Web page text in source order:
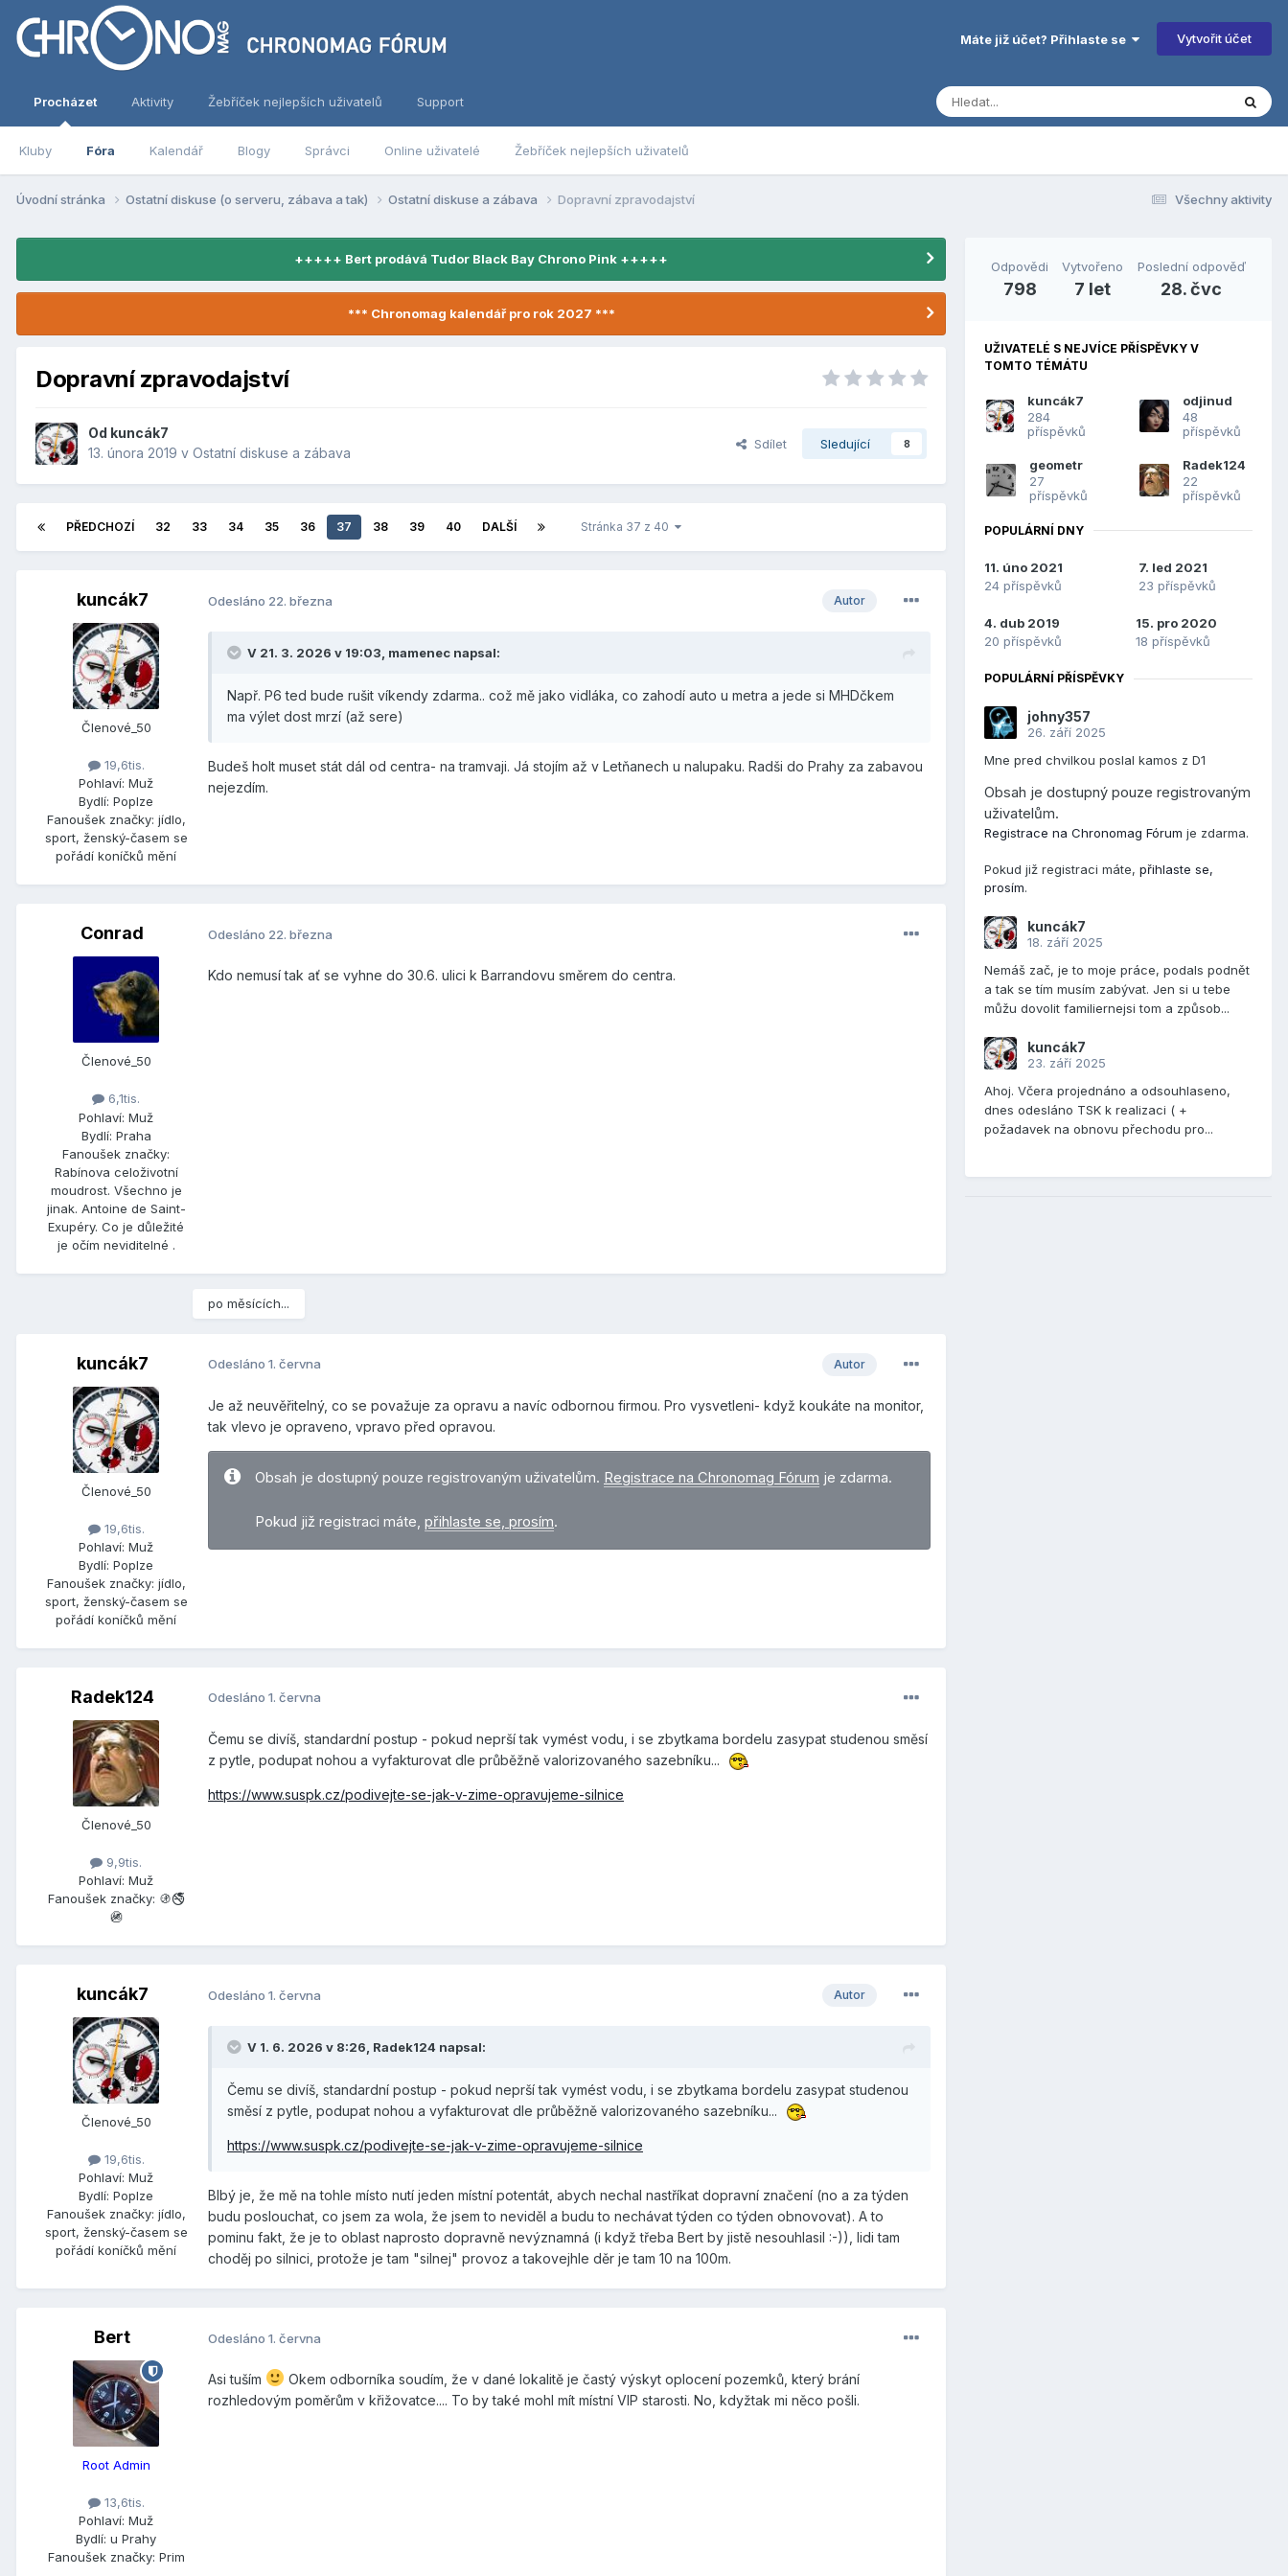
Máte již účet? Přihlaste se Vytvořit účet
Procházet
Kluby Fóra Kalendář Blogy Správci Online uživatelé Žebříček nejlepších uživatelů
Aktivity Žebříček nejlepších uživatelů Support
Všechny aktivity
Úvodní stránka Ostatní diskuse (o serveru, zábava a tak) Ostatní diskuse a zábava Dopravní zpravodajství
+++++ Bert prodává Tudor Black Bay Chrono Pink +++++
*** Chronomag kalendář pro rok 2027 ***
Dopravní zpravodajství
Od kuncák7
13. února 2019 v Ostatní diskuse a zábava
Sdílet Sledující 8
PŘEDCHOZÍ 32 33 34 35 36 37 38 39 40 DALŠÍ Stránka 37 z 40
kuncák7
Členové_50
19,6tis.
Pohlaví: Muž
Bydlí: Poplze
Fanoušek značky: jídlo,
sport, ženský-časem se
pořádí koníčků mění
Autor
Odesláno 22. března
V 21. 3. 2026 v 19:03, mamenec napsal:
Např. P6 ted bude rušit víkendy zdarma.. což mě jako vidláka, co zahodí auto u metra a jede si MHDčkem
ma výlet dost mrzí (až sere)
Budeš holt muset stát dál od centra- na tramvaji. Já stojím až v Letňanech u nalupaku. Radši do Prahy za zabavou
nejezdím.
Conrad
Členové_50
6,1tis.
Pohlaví: Muž
Bydlí: Praha
Fanoušek značky:
Rabínova celoživotní
moudrost. Všechno je
jinak. Antoine de Saint-
Exupéry. Co je důležité
je očím neviditelné .
Odesláno 22. března
Kdo nemusí tak ať se vyhne do 30.6. ulici k Barrandovu směrem do centra.
po měsících...
kuncák7
Členové_50
19,6tis.
Pohlaví: Muž
Bydlí: Poplze
Fanoušek značky: jídlo,
sport, ženský-časem se
pořádí koníčků mění
Autor
Odesláno 1. června
Je až neuvěřitelný, co se považuje za opravu a navíc odbornou firmou. Pro vysvetleni- když koukáte na monitor,
tak vlevo je opraveno, vpravo před opravou.
Obsah je dostupný pouze registrovaným uživatelům. Registrace na Chronomag Fórum je zdarma.
Pokud již registraci máte, přihlaste se, prosím.
Radek124
Členové_50
9,9tis.
Pohlaví: Muž
Fanoušek značky: 🚯🚭
🚳
Odesláno 1. června
Čemu se divíš, standardní postup - pokud neprší tak vymést vodu, i se zbytkama bordelu zasypat studenou směsí
z pytle, podupat nohou a vyfakturovat dle průběžně valorizovaného sazebníku...
https://www.suspk.cz/podivejte-se-jak-v-zime-opravujeme-silnice
kuncák7
Členové_50
19,6tis.
Pohlaví: Muž
Bydlí: Poplze
Fanoušek značky: jídlo,
sport, ženský-časem se
pořádí koníčků mění
Autor
Odesláno 1. června
V 1. 6. 2026 v 8:26, Radek124 napsal:
Čemu se divíš, standardní postup - pokud neprší tak vymést vodu, i se zbytkama bordelu zasypat studenou
směsí z pytle, podupat nohou a vyfakturovat dle průběžně valorizovaného sazebníku...
https://www.suspk.cz/podivejte-se-jak-v-zime-opravujeme-silnice
Blbý je, že mě na tohle místo nutí jeden místní potentát, abych nechal nastříkat dopravní značení (no a za týden
budu poslouchat, co jsem za wola, že jsem to neviděl a budu to nechávat týden co týden obnovovat). A to
pominu fakt, že je to oblast naprosto dopravně nevýznamná (i když třeba Bert by jistě nesouhlasil :-)), lidi tam
choděj po silnici, protože je tam "silnej" provoz a takovejhle děr je tam 10 na 100m.
Bert
Root Admin
13,6tis.
Pohlaví: Muž
Bydlí: u Prahy
Fanoušek značky: Prim
Odesláno 1. června
Asi tuším
Okem odborníka soudím, že v dané lokalitě je častý výskyt oplocení pozemků, který brání
rozhledovým poměrům v křižovatce.... To by také mohl mít místní VIP starosti. No, kdyžtak mi něco pošli.
Odpovědi
798
Vytvořeno
7 let
Poslední odpověď
28. čvc
UŽIVATELÉ S NEJVÍCE PŘÍSPĚVKY V
TOMTO TÉMÁTU
kuncák7
284
příspěvků
odjinud
48
příspěvků
geometr
27
příspěvků
Radek124
22
příspěvků
POPULÁRNÍ DNY
11. úno 2021
24 příspěvků
7. led 2021
23 příspěvků
4. dub 2019
20 příspěvků
15. pro 2020
18 příspěvků
POPULÁRNÍ PŘÍSPĚVKY
johny357
26. září 2025
Mne pred chvilkou poslal kamos z D1
Obsah je dostupný pouze registrovaným
uživatelům.
Registrace na Chronomag Fórum je zdarma.
Pokud již registraci máte, přihlaste se,
prosím.
kuncák7
18. září 2025
Nemáš zač, je to moje práce, podals podnět
a tak se tím musím zabývat. Jen si u tebe
můžu dovolit familiernejsi tom a způsob...
kuncák7
23. září 2025
Ahoj. Včera projednáno a odsouhlaseno,
dnes odesláno TSK k realizaci ( +
požadavek na obnovu přechodu pro...